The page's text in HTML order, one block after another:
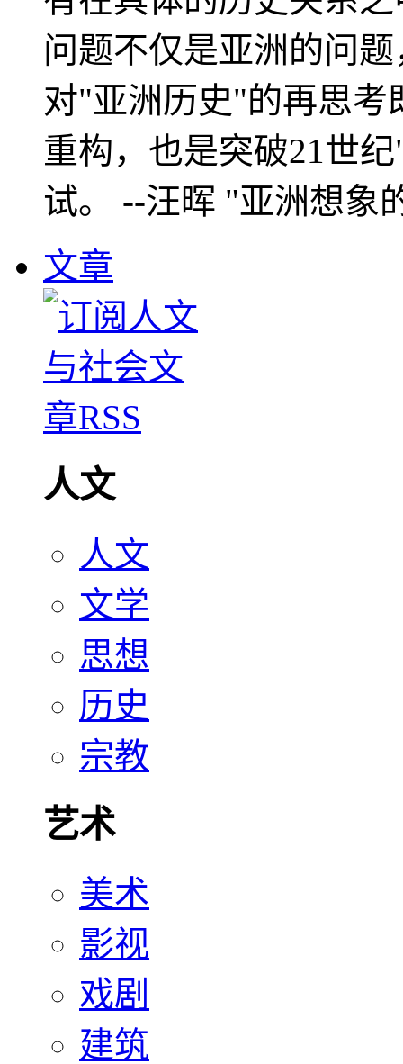
问题不仅是亚洲的问
对"亚洲历史"的再思考
重构，也是突破21世
试。 --汪晖 "亚洲想象
文章
人文
人文
文学
思想
历史
宗教
艺术
美术
影视
戏剧
建筑